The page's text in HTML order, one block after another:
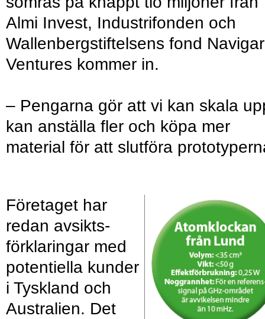
Almi Invest, Industrifonden och
Wallenbergstiftelsens fond
Ventures kommer in.
– Pengarna gör att vi kan skala
kan anställa fler och köpa mer
material för att slutföra
Företaget har
redan avsikts­
förklaringar med
potentiella kunder
i Tyskland och
Australien. Det